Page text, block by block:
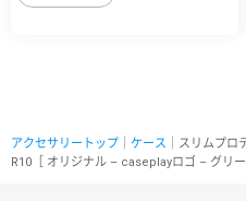
アクセサリートップ ケース ｜スリムプ
R10［ オリジナル – caseplayロゴ – グリー